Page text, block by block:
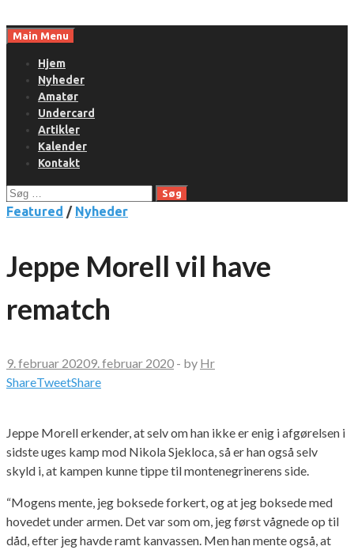
toMain Menu
Hjem
Nyheder
Amatør
Undercard
Artikler
Kalender
Kontakt
Søg
efter:
Featured / Nyheder
Jeppe Morell vil have
rematch
9. februar 20209. februar 2020 - by Hr
ShareTweetShare
Jeppe Morell erkender, at selv om han ikke er enig i afgørelsen i
sidste uges kamp mod Nikola Sjekloca, så er han også selv
skyld i, at kampen kunne tippe til montenegrinerens side.
“Mogens mente, jeg boksede forkert, og at jeg boksede med
hovedet under armen. Det var som om, jeg først vågnede op til
dåd, efter jeg havde ramt kanvassen. Men han mente også, at